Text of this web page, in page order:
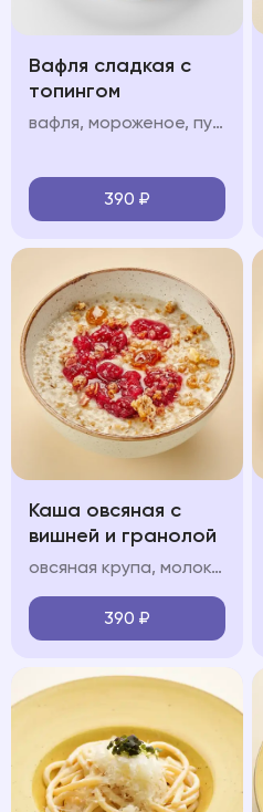
Вафля сладкая с
топингом
вафля, мороженое, пудра, топинг: шоколад/карамель/клубника/вишня/манго
390 ₽
Каша овсяная с
вишней и гранолой
овсяная крупа, молоко, гранола, вишневый конфитюр
390 ₽